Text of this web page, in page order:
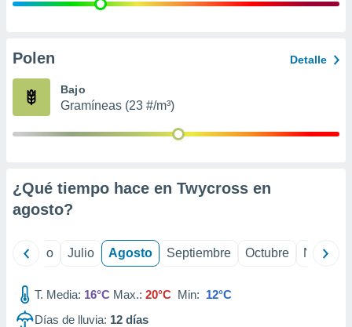
e
publicidad
Polen Detalle
Bajo
Gramíneas (23 #/m³)
¿Qué tiempo hace en Twycross en
agosto?
Junio Julio Agosto Septiembre Octubre
T. Media: 16°C Max.: 20°C Min: 12°C
Días de lluvia: 12 días